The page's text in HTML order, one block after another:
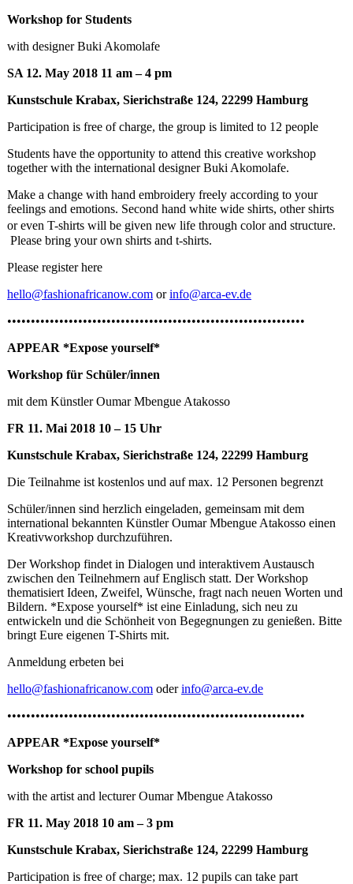
Workshop for Students
with designer Buki Akomolafe
SA 12. May 2018 11 am – 4 pm
Kunstschule Krabax, Sierichstraße 124, 22299 Hamburg
Participation is free of charge, the group is limited to 12 people
Students have the opportunity to attend this creative workshop
together with the international designer Buki Akomolafe.
Make a change with hand embroidery freely according to your
feelings and emotions. Second hand white wide shirts, other shirts
or even T-shirts will be given new life through color and structure.
Please bring your own shirts and t-shirts.
Please register here
hello@fashionafricanow.com orinfo@arca-ev.de
•••••••••••••••••••••••••••••••••••••••••••••••••••••••••••••••
APPEAR *Expose yourself*
Workshop für Schüler/innen
mit dem Künstler Oumar Mbengue Atakosso
FR 11. Mai 2018 10 – 15 Uhr
Kunstschule Krabax, Sierichstraße 124, 22299 Hamburg
Die Teilnahme ist kostenlos und auf max. 12 Personen begrenzt
Schüler/innen sind herzlich eingeladen, gemeinsam mit dem
international bekannten Künstler Oumar Mbengue Atakosso einen
Kreativworkshop durchzuführen.
Der Workshop findet in Dialogen und interaktivem Austausch
zwischen den Teilnehmern auf Englisch statt. Der Workshop
thematisiert Ideen, Zweifel, Wünsche, fragt nach neuen Worten und
Bildern. *Expose yourself* ist eine Einladung, sich neu zu
entwickeln und die Schönheit von Begegnungen zu genießen. Bitte
bringt Eure eigenen T-Shirts mit.
Anmeldung erbeten bei
hello@fashionafricanow.com oderinfo@arca-ev.de
•••••••••••••••••••••••••••••••••••••••••••••••••••••••••••••••
APPEAR *Expose yourself*
Workshop for school pupils
with the artist and lecturer Oumar Mbengue Atakosso
FR 11. May 2018 10 am – 3 pm
Kunstschule Krabax, Sierichstraße 124, 22299 Hamburg
Participation is free of charge; max. 12 pupils can take part